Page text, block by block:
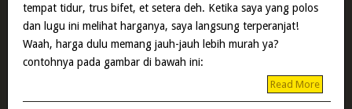
tempat tidur, trus bifet, et setera deh. Ketika saya yang polos
dan lugu ini melihat harganya, saya langsung terperanjat!
Waah, harga dulu memang jauh-jauh lebih murah ya?
contohnya pada gambar di bawah ini:
Read More